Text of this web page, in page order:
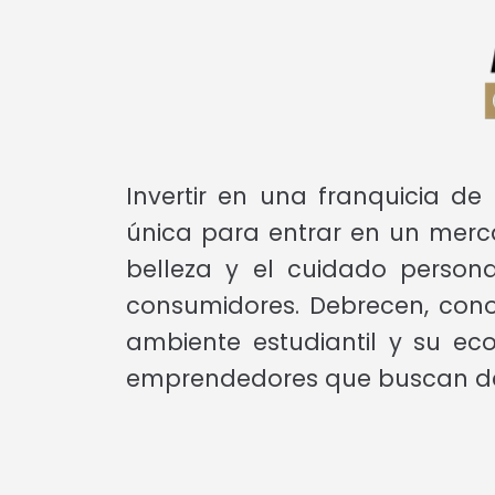
Invertir en una franquicia de
única para entrar en un
belleza y el cuidado
consumidores. Debrecen,
ambiente estudiantil y su
emprendedores que buscan